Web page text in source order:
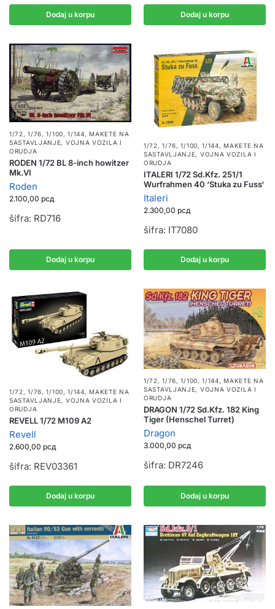
Dodaj u korpu Dodaj u korpu
1/72, 1/76, 1/100, 1/144,MAKETE NA
SASTAVLJANJE, VOJNA VOZILA I
ORUDJA
RODEN 1/72 BL 8-inch howitzer
Mk.VI
Roden
2.100,00 рсд
šifra: RD716
Dodaj u korpu
1/72, 1/76, 1/100, 1/144, MAKETE NA
SASTAVLJANJE, VOJNA VOZILA I
ORUDJA
ITALERI 1/72 Sd.Kfz. 251/1
Wurfrahmen 40 ‘Stuka zu Fuss‘
Italeri
2.300,00 рсд
šifra: IT7080
Dodaj u korpu
1/72, 1/76, 1/100, 1/144,MAKETE NA
SASTAVLJANJE, VOJNA VOZILA I
ORUDJA
REVELL 1/72 M109 A2
Revell
2.600,00 рсд
šifra: REV03361
Dodaj u korpu
1/72, 1/76, 1/100, 1/144,MAKETE NA
SASTAVLJANJE, VOJNA VOZILA I
ORUDJA
DRAGON 1/72 Sd.Kfz. 182 King
Tiger (Henschel Turret)
Dragon
3.000,00 рсд
šifra: DR7246
Dodaj u korpu